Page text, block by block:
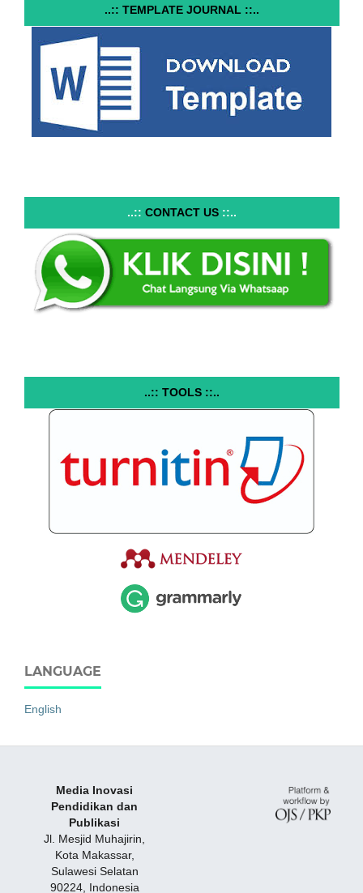
..:: TEMPLATE JOURNAL ::..
..:: CONTACT US ::..
..:: TOOLS ::..
LANGUAGE
English
Media Inovasi
Pendidikan dan
Publikasi
Jl. Mesjid Muhajirin,
Kota Makassar,
Sulawesi Selatan
90224, Indonesia